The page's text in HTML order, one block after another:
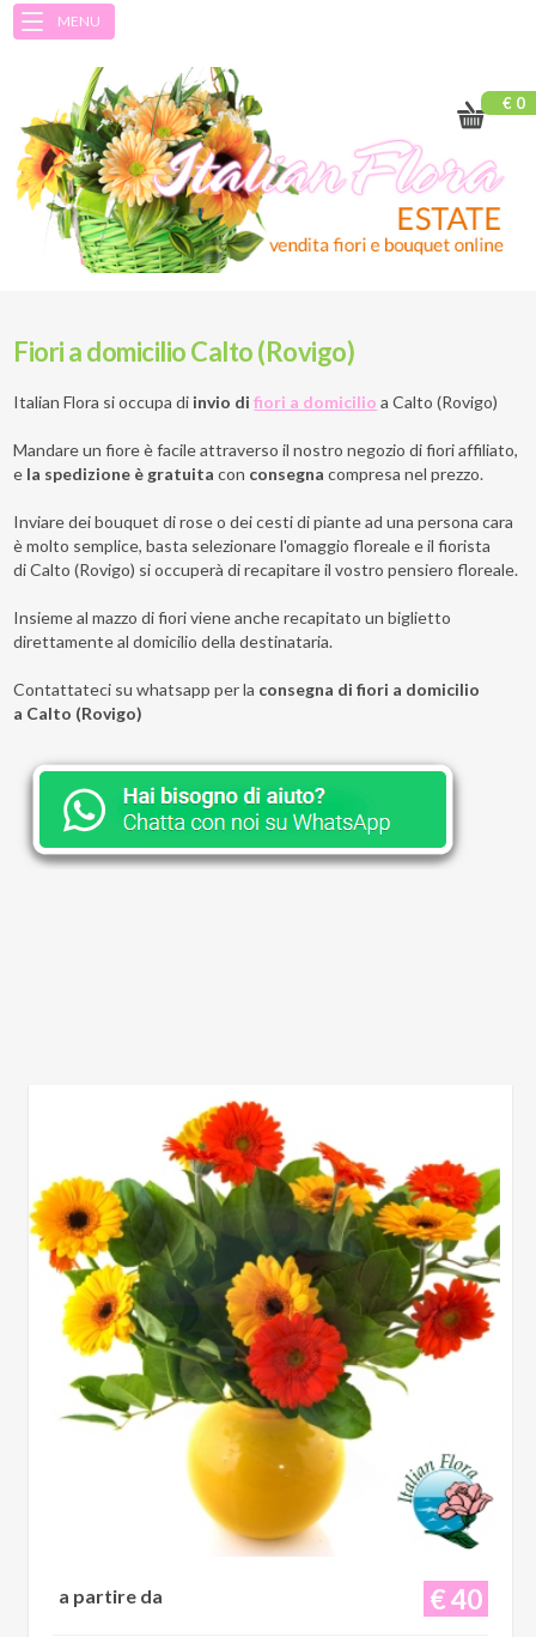
MENU
€ 0
Fiori a domicilio Calto (Rovigo)
Italian Flora si occupa di invio difiori a domicilio a Calto (Rovigo)
Mandare un fiore è facile attraverso il nostro negozio di fiori affiliato,
e la spedizione è gratuita con consegna compresa nel prezzo.
Inviare dei bouquet di rose o dei cesti di piante ad una persona cara
è molto semplice, basta selezionare l'omaggio floreale e il fiorista
di Calto (Rovigo) si occuperà di recapitare il vostro pensiero floreale.
Insieme al mazzo di fiori viene anche recapitato un biglietto
direttamente al domicilio della destinataria.
Contattateci su whatsapp per la consegna di fiori a domicilio
a Calto (Rovigo)
€ 40
a partire da